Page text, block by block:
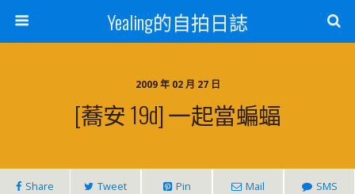
Yealing的自拍日誌
2009 年 02 月 27 日
[蕎安 19d] 一起當蝙蝠
Share Tweet Pin Mail SMS